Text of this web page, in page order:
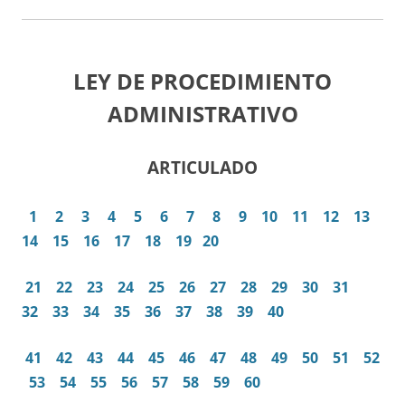
LEY DE PROCEDIMIENTO
ADMINISTRATIVO
ARTICULADO
1 2 3 4 5 6 7 8 9 10 11 12
13
14
15 16 17 18 19 20
21 22 23 24 25 26 27 28 29 30
31
32
33 34 35 36 37 38 39 40
41 42 43 44 45 46 47 48 49 50 51
52
53
54 55 56 57 58 59 60